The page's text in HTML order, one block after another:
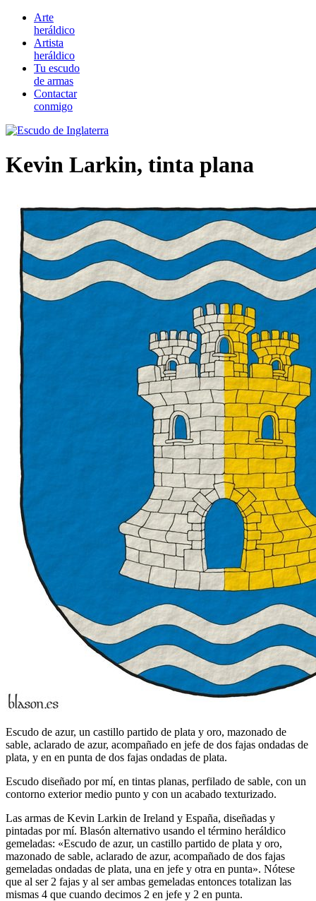
Arte
heráldico
Artista
heráldico
Tu escudo
de armas
Contactar
conmigo
Kevin Larkin, tinta plana
Escudo de azur, un castillo partido de plata y oro, mazonado de
sable, aclarado de azur, acompañado en jefe de dos fajas ondadas de
plata, y en en punta de dos fajas ondadas de plata.
Escudo diseñado por mí, en tintas planas, perfilado de sable, con un
contorno exterior medio punto y con un acabado texturizado.
Las armas de Kevin Larkin de Ireland y España, diseñadas y
pintadas por mí. Blasón alternativo usando el término heráldico
gemeladas: «Escudo de azur, un castillo partido de plata y oro,
mazonado de sable, aclarado de azur, acompañado de dos fajas
gemeladas ondadas de plata, una en jefe y otra en punta». Nótese
que al ser 2 fajas y al ser ambas gemeladas entonces totalizan las
mismas 4 que cuando decimos 2 en jefe y 2 en punta.